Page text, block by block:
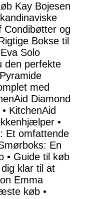
Kay Bojesen
Condibøtter og
Bokse til
Solo
den perfekte
med
Diamond
• KitchenAid
•
Et omfattende
En
• Guide til køb
klar til at
Emma
køb •